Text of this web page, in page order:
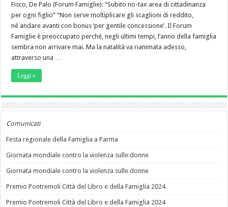
Fisco, De Palo (Forum Famiglie): “Subito no-tax area di cittadinanza
per ogni figlio” “Non serve moltiplicare gli scaglioni di reddito,
né andare avanti con bonus ‘per gentile concessione’. Il Forum
Famiglie è preoccupato perché, negli ultimi tempi, l’anno della famiglia
sembra non arrivare mai. Ma la natalità va rianimata adesso,
attraverso una …
Leggi »
Comunicati
Festa regionale della Famiglia a Parma
Giornata mondiale contro la violenza sulle donne
Giornata mondiale contro la violenza sulle donne
Premio Pontremoli Città del Libro e della Famiglia 2024
Premio Pontremoli Città del Libro e della Famiglia 2024